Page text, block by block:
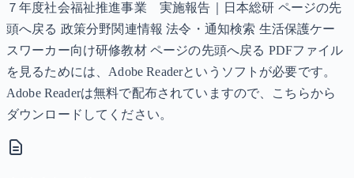
７年度社会福祉推進事業 実施報告｜日本総研 ページの先
頭へ戻る 政策分野関連情報 法令・通知検索 生活保護ケー
スワーカー向け研修教材 ページの先頭へ戻る PDFファイル
を見るためには、Adobe Readerというソフトが必要です。
Adobe Readerは無料で配布されていますので、こちらから
ダウンロードしてください。